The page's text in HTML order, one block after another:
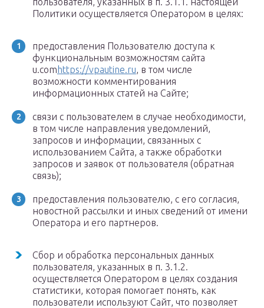
Политики осуществляется Оператором в целях:
предоставления Пользователю доступа к
функциональным возможностям сайта
u.com https://vpautine.ru, в том числе
возможности комментирования
информационных статей на Сайте;
связи с пользователем в случае необходимости,
в том числе направления уведомлений,
запросов и информации, связанных с
использованием Сайта, а также обработки
запросов и заявок от пользователя (обратная
связь);
предоставления пользователю, с его согласия,
новостной рассылки и иных сведений от имени
Оператора и его партнеров.
Сбор и обработка персональных данных
пользователя, указанных в п. 3.1.2.
осуществляется Оператором в целях создания
статистики, которая помогает понять, как
пользователи используют Сайт, что позволяет